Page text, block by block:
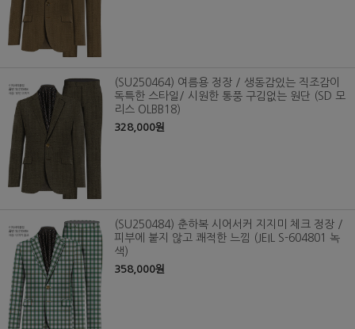
(SU250464) 여름용 정장 / 생동감있는 직조감이
독특한 스타일/ 시원한 통풍 구김없는 원단 (SD 모
리스 OLBB18)
328,000원
(SU250484) 춘하복 시어서커 지지미 체크 정장 /
피부에 붙지 않고 쾌적한 느낌 (JEIL S-604801 녹
색)
358,000원